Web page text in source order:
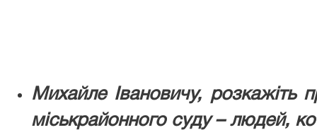
Михайле Івановичу, розкажіть
міськрайонного суду – людей,